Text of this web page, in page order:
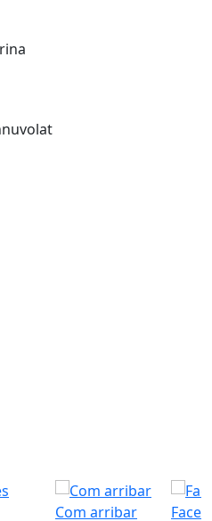
Com arribar